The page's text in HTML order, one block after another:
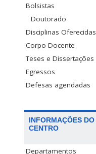
Bolsistas
Doutorado
Disciplinas Oferecidas
Corpo Docente
Teses e Dissertações
Egressos
Defesas agendadas
INFORMAÇÕES DO
CENTRO
Departamentos